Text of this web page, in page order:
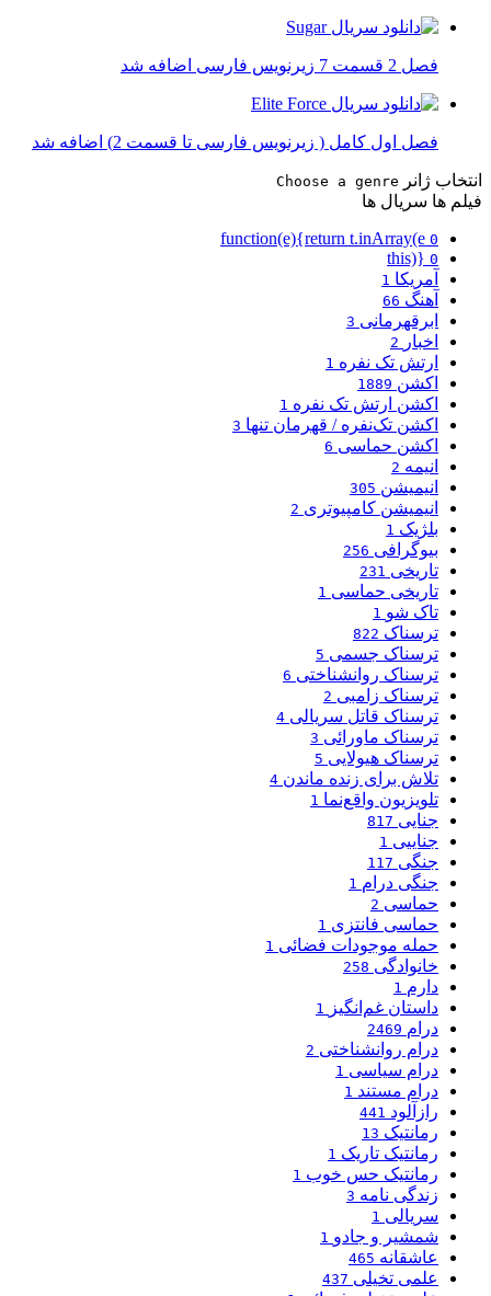
فصل 2 قسمت 7 زیرنویس فارسی اضافه شد
فصل اول کامل ( زیرنویس فارسی تا قسمت 2) اضافه شد
انتخاب ژانر Choose a genre
فیلم ها سریال ها
function(e){return t.inArray(e 0
this)} 0
آمریکا 1
آهنگ 66
ابرقهرمانی 3
اخبار 2
ارتش تک نفره 1
اکشن 1889
اکشن ارتش تک نفره 1
اکشن تک‌نفره / قهرمان تنها 3
اکشن حماسی 6
انیمه 2
انیمیشن 305
انیمیشن کامپیوتری 2
بلژیک 1
بیوگرافی 256
تاریخی 231
تاریخی حماسی 1
تاک شو 1
ترسناک 822
ترسناک جسمی 5
ترسناک روانشناختی 6
ترسناک زامبی 2
ترسناک قاتل سریالی 4
ترسناک ماورائی 3
ترسناک هیولایی 5
تلاش برای زنده ماندن 4
تلویزیون واقع‌نما 1
جنایی 817
جناییی 1
جنگی 117
جنگی درام 1
حماسی 2
حماسی فانتزی 1
حمله موجودات فضائی 1
خانوادگی 258
دارم 1
داستان غم‌انگیز 1
درام 2469
درام روانشناختی 2
درام سیاسی 1
درام مستند 1
رازآلود 441
رمانتیک 13
رمانتیک تاریک 1
رمانتیک حس خوب 1
زندگی نامه 3
سریالی 1
شمشیر و جادو 1
عاشقانه 465
علمی تخیلی 437